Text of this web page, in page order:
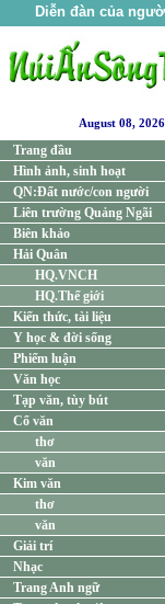
Diễn đàn của
August 08, 2026
Trang đầu
Hình ảnh, sinh hoạt
QN:Đất nước/con người
Liên trường Quảng Ngãi
Biên khảo
Hải Quân
HQ.VNCH
HQ.Thế giới
Kiến thức, tài liệu
Y học & đời sống
Phiếm luận
Văn học
Tạp văn, tùy bút
Cổ văn
thơ
văn
Kim văn
thơ
văn
Giải trí
Nhạc
Trang Anh ngữ